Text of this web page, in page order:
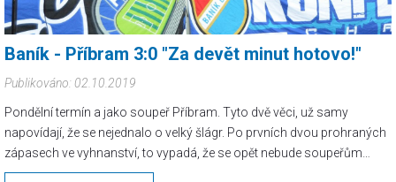
Baník - Příbram 3:0 "Za devět minut hotovo!"
Publikováno: 02.10.2019
Pondělní termín a jako soupeř Příbram. Tyto dvě věci, už samy
napovídají, že se nejednalo o velký šlágr. Po prvních dvou prohraných
zápasech ve vyhnanství, to vypadá, že se opět nebude soupeřům
body z Ostravy odvážet snadno. Nakonec na zápas došlo 6 250